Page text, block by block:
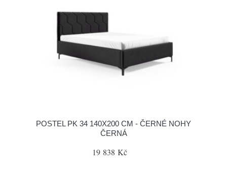
POSTEL PK 34 140X200 CM - ČERNÉ NOHY
ČERNÁ
19 838 Kč